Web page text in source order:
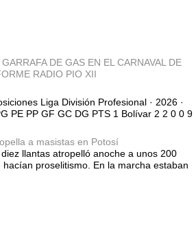
DE GAS EN EL CARNAVAL DE
RADIO PIO XII
Liga División Profesional · 2026 ·
PE PP GF GC DG PTS 1 Bolívar 2 2 0 0 9
a masistas en Potosí
llantas atropelló anoche a unos 200
hacían proselitismo. En la marcha estaban